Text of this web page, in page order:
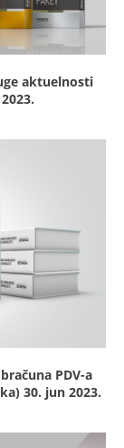
aktuelnosti
PDV-a
30. jun 2023.